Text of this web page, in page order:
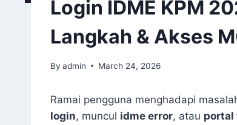
Login IDME KPM
Langkah & Akses
By admin March 24, 2026
Ramai pengguna menghadapi
login, muncul idme error, atau portal